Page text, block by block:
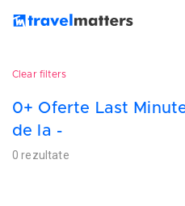
Clear filters
0+ Oferte Last
de la -
0 rezultate